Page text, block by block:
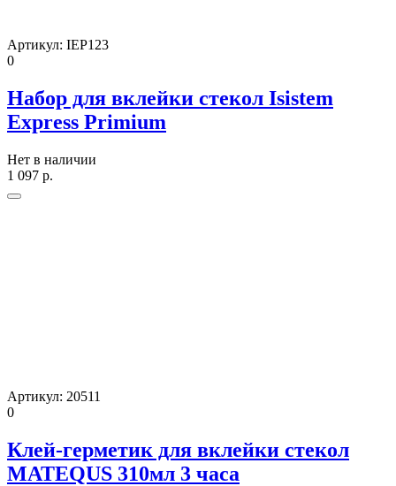
Артикул: IEP123
0
Набор для вклейки стекол Isistem
Express Primium
Нет в наличии
1 097 р.
Артикул: 20511
0
Клей-герметик для вклейки стекол
MATEQUS 310мл 3 часа